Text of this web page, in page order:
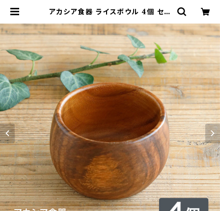
アカシア食器 ライスボウル 4個 セッ